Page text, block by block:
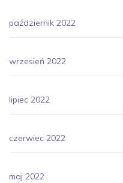
październik 2022
wrzesień 2022
lipiec 2022
czerwiec 2022
maj 2022